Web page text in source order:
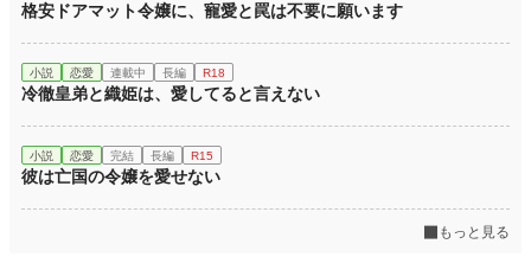
格安ドアマット令嬢に、寵愛と罠は不要に願います
小説 恋愛 連載中 長編 R18
冷徹皇弟と織姫は、愛してると言えない
小説 恋愛 完結 長編 R15
彼は亡国の令嬢を愛せない
もっと見る